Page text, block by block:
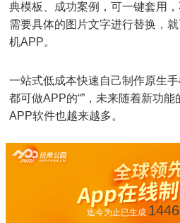
典模板、成功案例，可一键套用
需要具体的图片文字进行替换，
机APP。
一站式低成本快速自己制作原生
都可做APP的“”，未来随着新功
APP软件也越来越多。
迄今为止已生成